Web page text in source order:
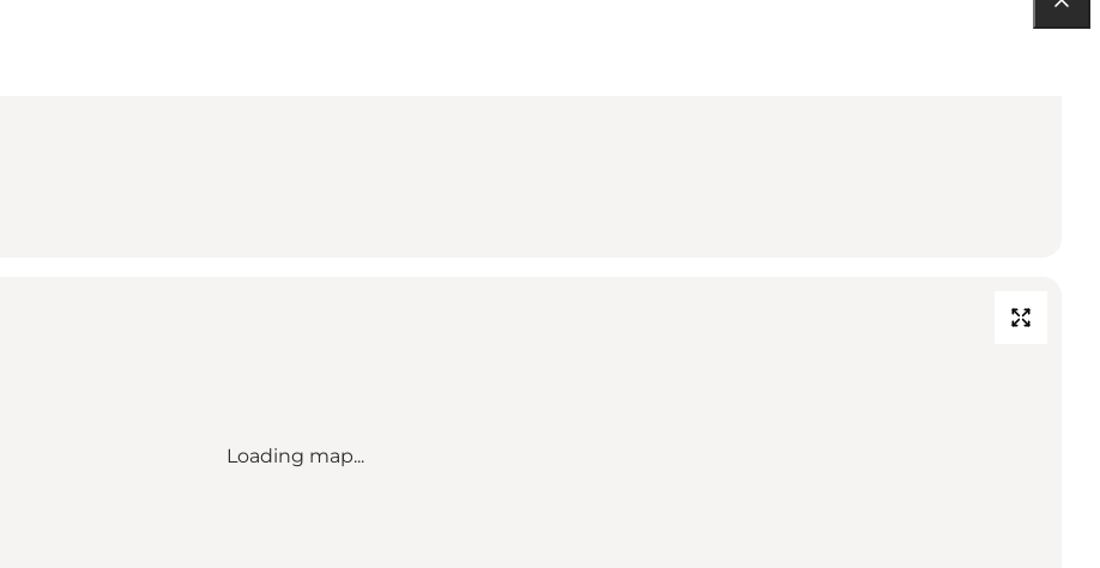
Loading map...